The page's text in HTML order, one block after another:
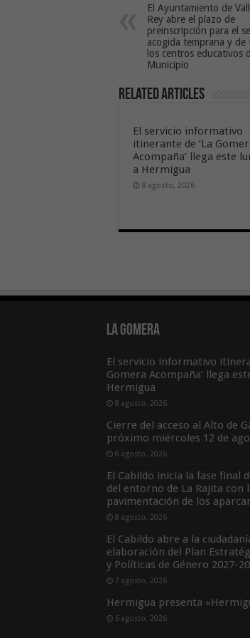
El Ayuntamiento de
Rey abre el plazo de
preinscripción para el
acogida temprana y de
los centros educativos
Municipio
Related Articles
El servicio informativo
itinerante de ‘La
Acompaña’ llega este
a Hermigua
8 agosto, 2026
La Gomera
El servicio informativo
Gomera Acompaña’ llega
Hermigua
8 agosto, 2026
Cierre del acceso al Alto de
próximo miércoles 12 de
8 agosto, 2026
El Cabildo inicia la fase final
del entorno de La Rajita con
pavimentación de los
8 agosto, 2026
El Cabildo abre a la
elaboración del Plan
y Políticas de Género 2027-
7 agosto, 2026
Hermigua presenta
6 agosto, 2026